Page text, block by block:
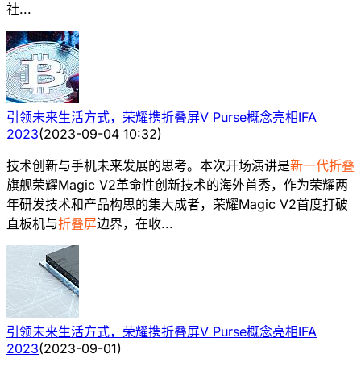
社...
引领未来生活方式，荣耀携折叠屏V Purse概念亮相IFA
2023(2023-09-04 10:32)
技术创新与手机未来发展的思考。本次开场演讲是新一代折叠
旗舰荣耀Magic V2革命性创新技术的海外首秀，作为荣耀两
年研发技术和产品构思的集大成者，荣耀Magic V2首度打破
直板机与折叠屏边界，在收...
引领未来生活方式，荣耀携折叠屏V Purse概念亮相IFA
2023(2023-09-01)